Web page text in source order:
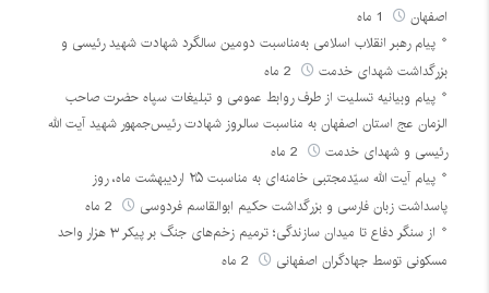
اصفهان
پیام رهبر انقلاب اسلامی به‌مناسبت دومین سالگرد شهادت شهید رئیسی و
بزرگداشت شهدای خدمت
پیام وبیانیه تسلیت از طرف روابط عمومی و تبلیغات سپاه حضرت صاحب
الزمان عج استان اصفهان به مناسبت سالروز شهادت رئیس‌جمهور شهید آیت الله
رئیسی و شهدای خدمت
پیام آیت الله سیّدمجتبی خامنه‌ای به مناسبت ۲۵ اردیبهشت ماه، روز
پاسداشت زبان فارسی و بزرگداشت حکیم ابوالقاسم فردوسی
از سنگر دفاع تا میدان سازندگی؛ ترمیم زخم‌های جنگ بر پیکر ۳ هزار واحد
مسکونی توسط جهادگران اصفهانی